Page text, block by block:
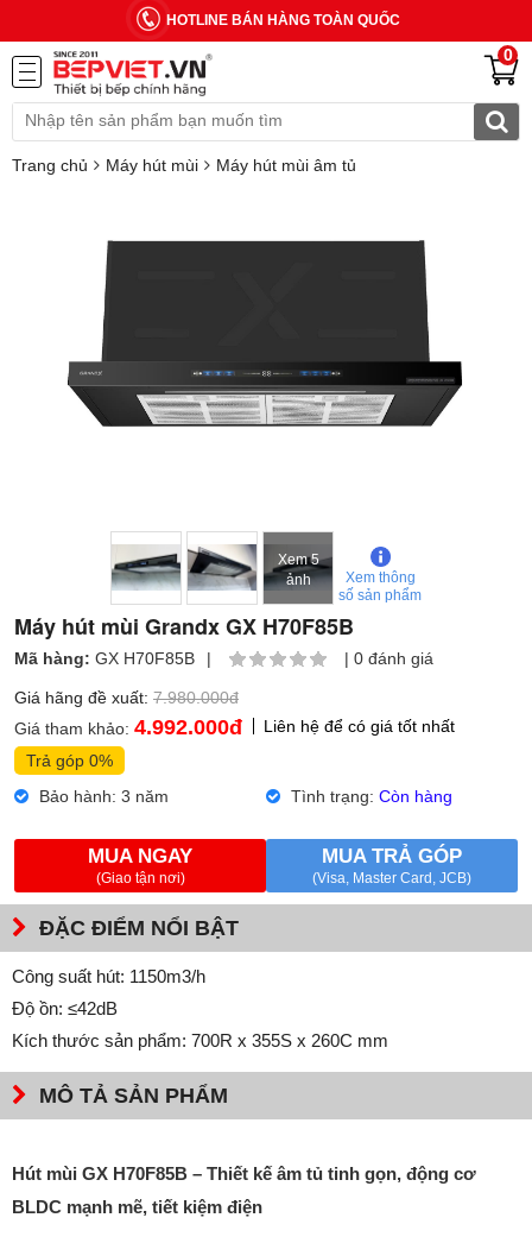
HOTLINE BÁN HÀNG TOÀN QUỐC
0
Trang chủ Máy hút mùi Máy hút mùi âm tủ
Xem 5
ảnh
Xem thông
số sản phẩm
Máy hút mùi Grandx GX H70F85B
Mã hàng: GX H70F85B | | 0 đánh giá
Giá hãng đề xuất: 7.980.000đ
Giá tham khảo: 4.992.000đ
Liên hệ để có giá tốt nhất
Trả góp 0%
Bảo hành: 3 năm
Tình trạng: Còn hàng
MUA NGAY
(Giao tận nơi)
MUA TRẢ GÓP
(Visa, Master Card, JCB)
ĐẶC ĐIỂM NỔI BẬT
Công suất hút: 1150m3/h
Độ ồn: ≤42dB
Kích thước sản phẩm: 700R x 355S x 260C mm
MÔ TẢ SẢN PHẨM
Hút mùi GX H70F85B – Thiết kế âm tủ tinh gọn, động cơ
BLDC mạnh mẽ, tiết kiệm điện